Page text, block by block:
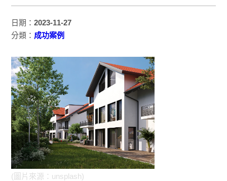
日期：2023-11-27
分類： 成功案例
(圖片來源：unsplash)